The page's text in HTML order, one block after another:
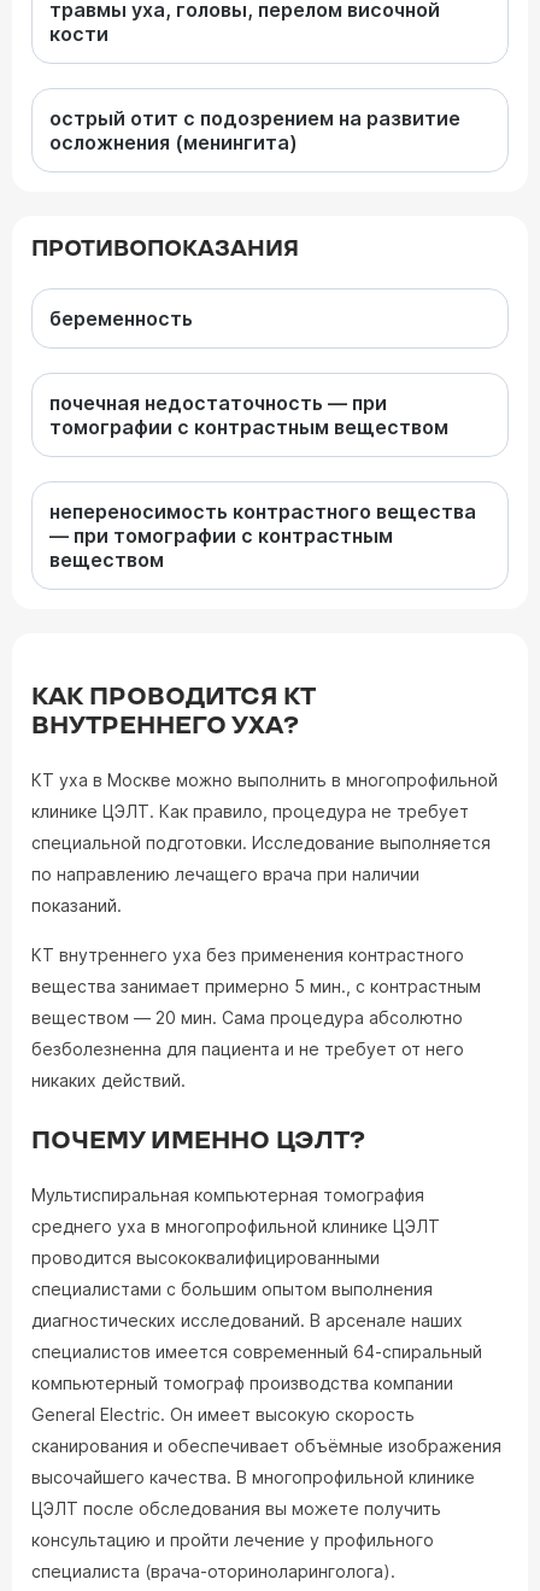
травмы уха, головы, перелом височной
кости
острый отит с подозрением на развитие
осложнения (менингита)
ПРОТИВОПОКАЗАНИЯ
беременность
почечная недостаточность — при
томографии с контрастным веществом
непереносимость контрастного вещества
— при томографии с контрастным
веществом
КАК ПРОВОДИТСЯ КТ
ВНУТРЕННЕГО УХА?
КТ уха в Москве можно выполнить в многопрофильной
клинике ЦЭЛТ. Как правило, процедура не требует
специальной подготовки. Исследование выполняется
по направлению лечащего врача при наличии
показаний.
КТ внутреннего уха без применения контрастного
вещества занимает примерно 5 мин., с контрастным
веществом — 20 мин. Сама процедура абсолютно
безболезненна для пациента и не требует от него
никаких действий.
ПОЧЕМУ ИМЕННО ЦЭЛТ?
Мультиспиральная компьютерная томография
среднего уха в многопрофильной клинике ЦЭЛТ
проводится высококвалифицированными
специалистами с большим опытом выполнения
диагностических исследований. В арсенале наших
специалистов имеется современный 64-спиральный
компьютерный томограф производства компании
General Electric. Он имеет высокую скорость
сканирования и обеспечивает объёмные изображения
высочайшего качества. В многопрофильной клинике
ЦЭЛТ после обследования вы можете получить
консультацию и пройти лечение у профильного
специалиста (врача-оториноларинголога).